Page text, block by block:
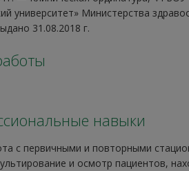
университет» Министерства
31.08.2018 г.
навыки
с первичными и повторными
и осмотр пациентов,